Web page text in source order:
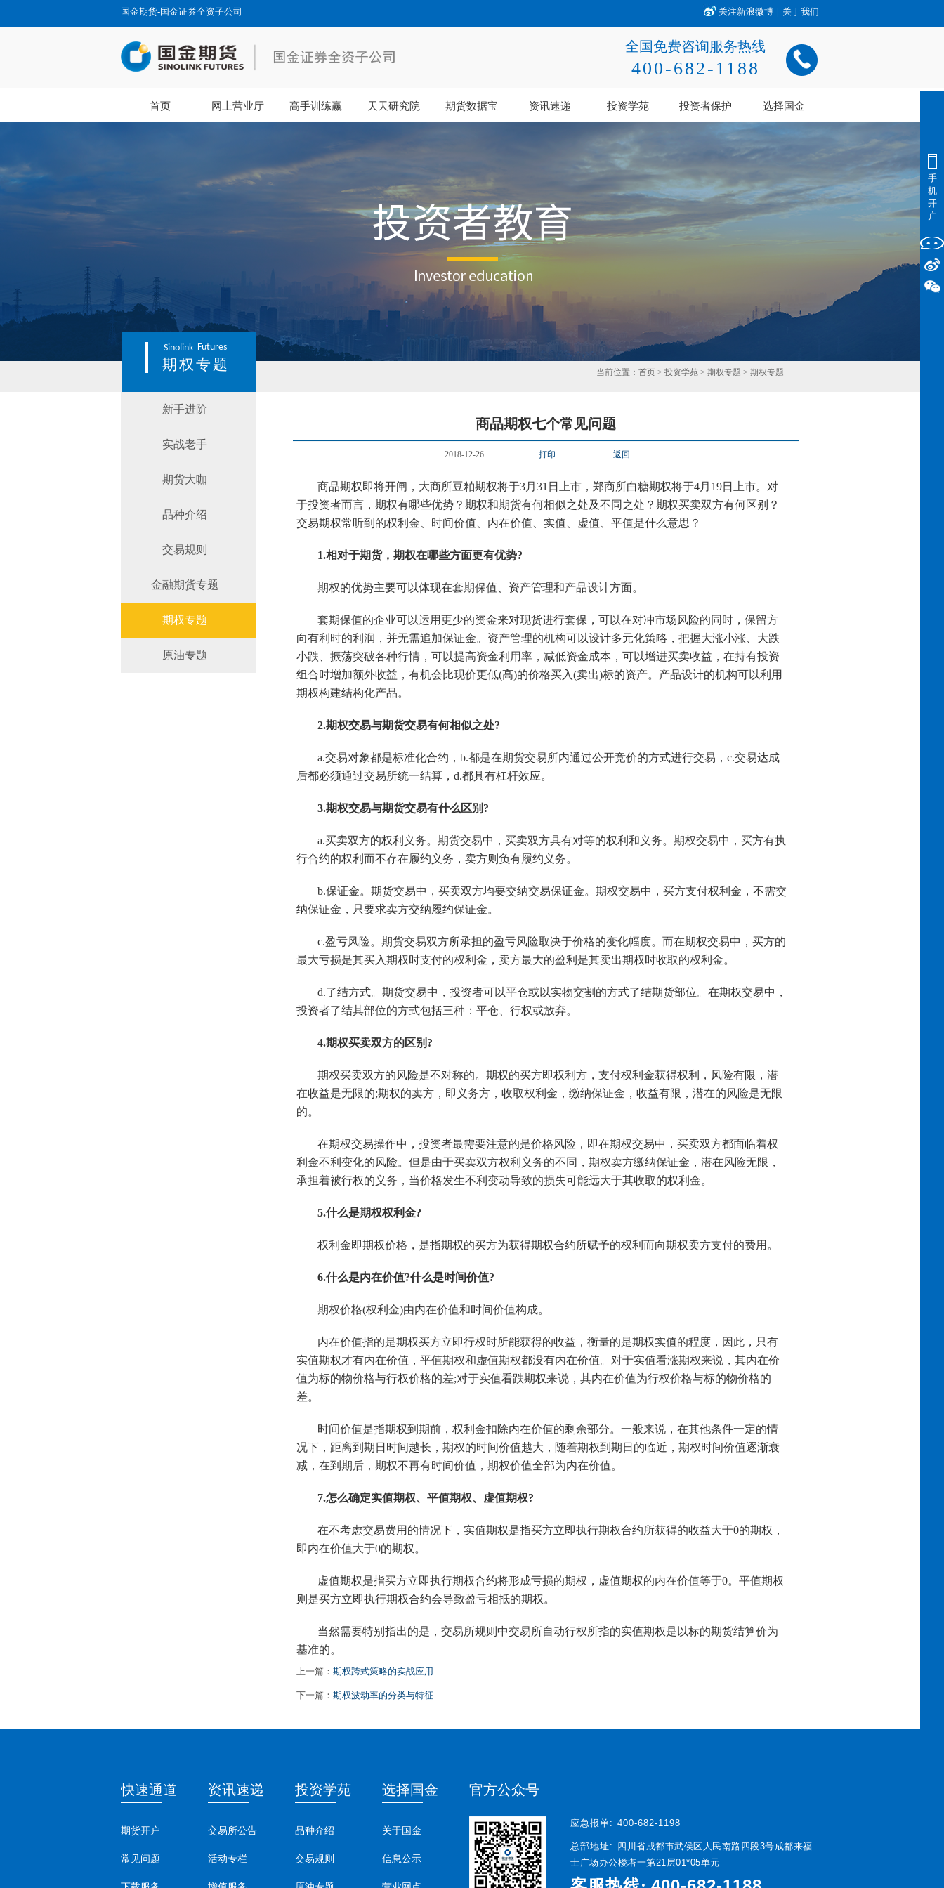
国金期货-国金证券全资子公司 关注新浪微博 | 关于我们
全国免费咨询服务热线
400-682-1188
首页 网上营业厅 高手训练赢 天天研究院 期货数据宝 资讯速递 投资学苑 投资者保护 选择国金
Sinolink Futures
期权专题 当前位置： 首页 > 投资学苑 > 期权专题 > 期权专题
新手进阶
实战老手
期货大咖
品种介绍
交易规则
金融期货专题
期权专题
原油专题
商品期权七个常见问题
2018-12-26 打印 返回
商品期权即将开闸，大商所豆粕期权将于3月31日上市，郑商所白糖期权将于4月19日上市。对
于投资者而言，期权有哪些优势？期权和期货有何相似之处及不同之处？期权买卖双方有何区别？
交易期权常听到的权利金、时间价值、内在价值、实值、虚值、平值是什么意思？
1.相对于期货，期权在哪些方面更有优势?
期权的优势主要可以体现在套期保值、资产管理和产品设计方面。
套期保值的企业可以运用更少的资金来对现货进行套保，可以在对冲市场风险的同时，保留方
向有利时的利润，并无需追加保证金。资产管理的机构可以设计多元化策略，把握大涨小涨、大跌
小跌、振荡突破各种行情，可以提高资金利用率，减低资金成本，可以增进买卖收益，在持有投资
组合时增加额外收益，有机会比现价更低(高)的价格买入(卖出)标的资产。产品设计的机构可以利用
期权构建结构化产品。
2.期权交易与期货交易有何相似之处?
a.交易对象都是标准化合约，b.都是在期货交易所内通过公开竞价的方式进行交易，c.交易达成
后都必须通过交易所统一结算，d.都具有杠杆效应。
3.期权交易与期货交易有什么区别?
a.买卖双方的权利义务。期货交易中，买卖双方具有对等的权利和义务。期权交易中，买方有执
行合约的权利而不存在履约义务，卖方则负有履约义务。
b.保证金。期货交易中，买卖双方均要交纳交易保证金。期权交易中，买方支付权利金，不需交
纳保证金，只要求卖方交纳履约保证金。
c.盈亏风险。期货交易双方所承担的盈亏风险取决于价格的变化幅度。而在期权交易中，买方的
最大亏损是其买入期权时支付的权利金，卖方最大的盈利是其卖出期权时收取的权利金。
d.了结方式。期货交易中，投资者可以平仓或以实物交割的方式了结期货部位。在期权交易中，
投资者了结其部位的方式包括三种：平仓、行权或放弃。
4.期权买卖双方的区别?
期权买卖双方的风险是不对称的。期权的买方即权利方，支付权利金获得权利，风险有限，潜
在收益是无限的;期权的卖方，即义务方，收取权利金，缴纳保证金，收益有限，潜在的风险是无限
的。
在期权交易操作中，投资者最需要注意的是价格风险，即在期权交易中，买卖双方都面临着权
利金不利变化的风险。但是由于买卖双方权利义务的不同，期权卖方缴纳保证金，潜在风险无限，
承担着被行权的义务，当价格发生不利变动导致的损失可能远大于其收取的权利金。
5.什么是期权权利金?
权利金即期权价格，是指期权的买方为获得期权合约所赋予的权利而向期权卖方支付的费用。
6.什么是内在价值?什么是时间价值?
期权价格(权利金)由内在价值和时间价值构成。
内在价值指的是期权买方立即行权时所能获得的收益，衡量的是期权实值的程度，因此，只有
实值期权才有内在价值，平值期权和虚值期权都没有内在价值。对于实值看涨期权来说，其内在价
值为标的物价格与行权价格的差;对于实值看跌期权来说，其内在价值为行权价格与标的物价格的
差。
时间价值是指期权到期前，权利金扣除内在价值的剩余部分。一般来说，在其他条件一定的情
况下，距离到期日时间越长，期权的时间价值越大，随着期权到期日的临近，期权时间价值逐渐衰
减，在到期后，期权不再有时间价值，期权价值全部为内在价值。
7.怎么确定实值期权、平值期权、虚值期权?
在不考虑交易费用的情况下，实值期权是指买方立即执行期权合约所获得的收益大于0的期权，
即内在价值大于0的期权。
虚值期权是指买方立即执行期权合约将形成亏损的期权，虚值期权的内在价值等于0。平值期权
则是买方立即执行期权合约会导致盈亏相抵的期权。
当然需要特别指出的是，交易所规则中交易所自动行权所指的实值期权是以标的期货结算价为
基准的。
上一篇： 期权跨式策略的实战应用
下一篇： 期权波动率的分类与特征
快速通道
期货开户
常见问题
资讯速递
交易所公告
活动专栏
投资学苑
品种介绍
交易规则
选择国金
关于国金
信息公示
官方公众号
应急报单: 400-682-1198
总部地址: 四川省成都市武侯区人民南路四段3号成都来福
士广场办公楼塔一第21层01*05单元
手
机
开
户